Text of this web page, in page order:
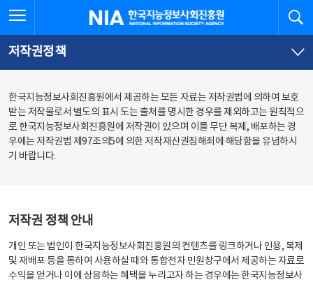
문
로
가
체
뉴
바
가
한국지능정보사회진흥원
저작권정책
한국지능정보사회진흥원에서 제공하는 모든 자료는 저작권법에 의하여 보호
받는 저작물로서 별도의 표시 도는 출처를 명시한 경우를 제외하고는 원칙적으
로 한국지능정보사회진흥원에 저작권이 있으며 이를 무단 복제, 배포하는 경
우에는 저작권법 제97조의5에 의한 저작재산권침해죄에 해당함을 유념하시
기 바랍니다.
저작권 정책 안내
개인 또는 법인이 한국지능정보사회진흥원의 컨텐츠를 링크하거나 인용, 복제
및 재배포 등을 통하여 사용하실 때와 통합전자 민원창구에서 제공하는 자료로
수익을 얻거나 이에 상응하는 혜택을 누리고자 하는 경우에는 한국지능정보사